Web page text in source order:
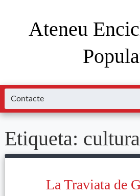
Ateneu
Etiqueta: cultura
La Traviata de